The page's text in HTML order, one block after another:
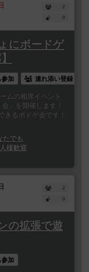
2
0
にボードゲ
加 連れ添い登録
ムの相席イベント
」を開催します！
きるボドゲ会です！
たでも
様歓迎
2
0
の拡張で遊
加